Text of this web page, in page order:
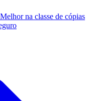
Melhor na classe de cópias